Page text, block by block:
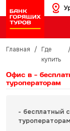
Главная /
Где
купить
/
Офис в -
туроператорам
- бесплатный